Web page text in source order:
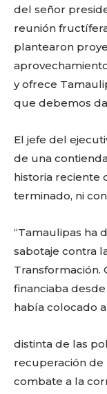
del señor
reunión
plantearon
y ofrece
que debemos
El jefe del
de una
historia reciente
terminado, ni
“Tamaulipas ha
sabotaje contra
Transformación.
financiaba
había colocado
distinta de las
recuperación de
combate a la